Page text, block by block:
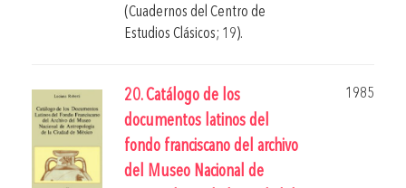
(Cuadernos del Centro de
Estudios Clásicos; 19).
20. Catálogo de los
documentos latinos del
fondo franciscano del archivo
del Museo Nacional de
1985